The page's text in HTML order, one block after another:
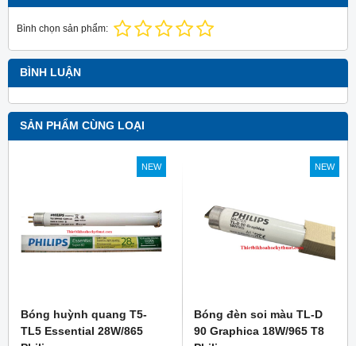
Bình chọn sản phẩm:
BÌNH LUẬN
SẢN PHẨM CÙNG LOẠI
NEW
Bóng huỳnh quang T5-
TL5 Essential 28W/865
NEW
Bóng đèn soi màu TL-D
90 Graphica 18W/965 T8